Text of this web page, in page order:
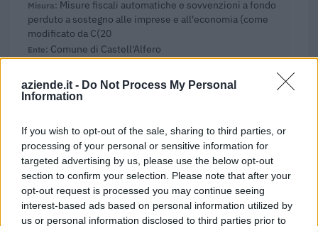
aziende.it - Do Not Process My Personal
Information
If you wish to opt-out of the sale, sharing to third parties, or
processing of your personal or sensitive information for
targeted advertising by us, please use the below opt-out
section to confirm your selection. Please note that after your
opt-out request is processed you may continue seeing
interest-based ads based on personal information utilized by
us or personal information disclosed to third parties prior to
Misure fiscali automatiche e sovvenzioni a fondo
perduto a sostegno alle imprese e all'economia (come
modificato da C(20
Comune di Castell'Alfero
2024-05-24
Banca del Mezzogiorno MedioCredito Centrale S.p.A.
80.400 euro
2024-05-24
Fondo di garanzia per le piccole e medie imprese
Banca del Mezzogiorno MedioCredito Centrale S.p.A.
64.000 euro